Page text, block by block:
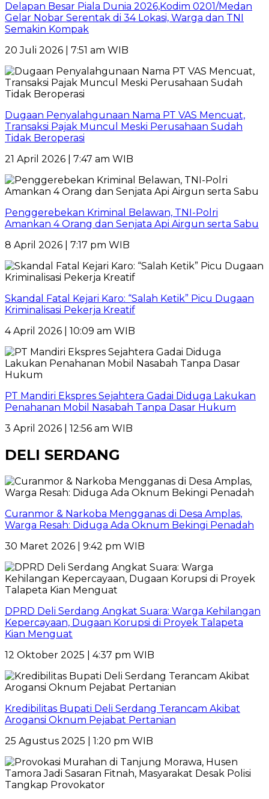
Delapan Besar Piala Dunia 2026,Kodim 0201/Medan
Gelar Nobar Serentak di 34 Lokasi, Warga dan TNI
Semakin Kompak
20 Juli 2026 | 7:51 am WIB
Dugaan Penyalahgunaan Nama PT VAS Mencuat,
Transaksi Pajak Muncul Meski Perusahaan Sudah
Tidak Beroperasi
21 April 2026 | 7:47 am WIB
Penggerebekan Kriminal Belawan, TNI-Polri
Amankan 4 Orang dan Senjata Api Airgun serta Sabu
8 April 2026 | 7:17 pm WIB
Skandal Fatal Kejari Karo: “Salah Ketik” Picu Dugaan
Kriminalisasi Pekerja Kreatif
4 April 2026 | 10:09 am WIB
PT Mandiri Ekspres Sejahtera Gadai Diduga Lakukan
Penahanan Mobil Nasabah Tanpa Dasar Hukum
3 April 2026 | 12:56 am WIB
DELI SERDANG
Curanmor & Narkoba Mengganas di Desa Amplas,
Warga Resah: Diduga Ada Oknum Bekingi Penadah
30 Maret 2026 | 9:42 pm WIB
DPRD Deli Serdang Angkat Suara: Warga Kehilangan
Kepercayaan, Dugaan Korupsi di Proyek Talapeta
Kian Menguat
12 Oktober 2025 | 4:37 pm WIB
Kredibilitas Bupati Deli Serdang Terancam Akibat
Arogansi Oknum Pejabat Pertanian
25 Agustus 2025 | 1:20 pm WIB